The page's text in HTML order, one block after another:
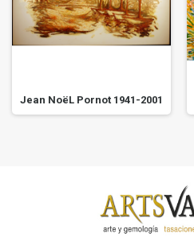
Jean NoëL Pornot 1941-2001